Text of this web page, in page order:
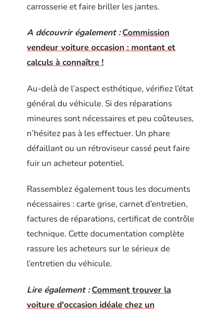
carrosserie et faire briller les jantes.
A découvrir également : Commission
vendeur voiture occasion : montant et
calculs à connaître !
Au-delà de l’aspect esthétique, vérifiez l’état
général du véhicule. Si des réparations
mineures sont nécessaires et peu coûteuses,
n’hésitez pas à les effectuer. Un phare
défaillant ou un rétroviseur cassé peut faire
fuir un acheteur potentiel.
Rassemblez également tous les documents
nécessaires : carte grise, carnet d’entretien,
factures de réparations, certificat de contrôle
technique. Cette documentation complète
rassure les acheteurs sur le sérieux de
l’entretien du véhicule.
Lire également : Comment trouver la
voiture d'occasion idéale chez un